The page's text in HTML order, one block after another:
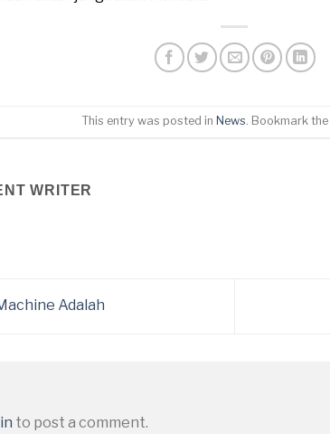
This entry was posted in News. Bookmark the
WRITER
Adalah
to post a comment.